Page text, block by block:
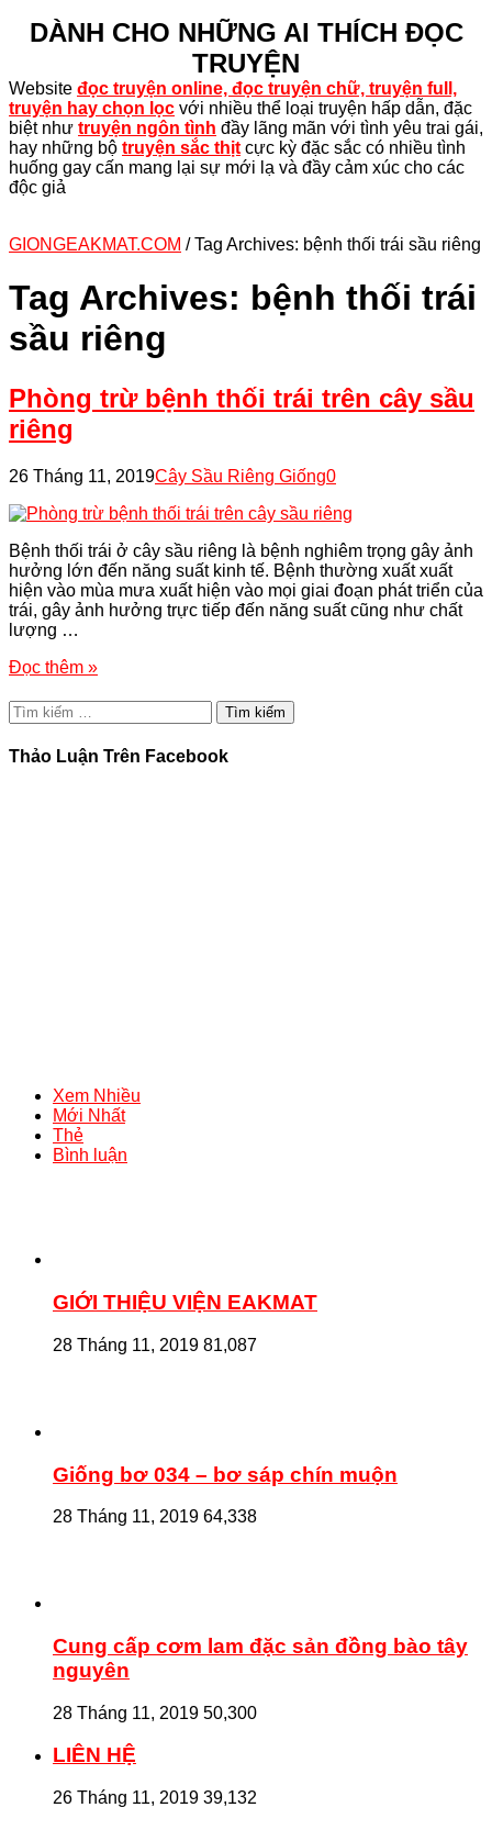
DÀNH CHO NHỮNG AI THÍCH ĐỌC
TRUYỆN
Website đọc truyện online, đọc truyện chữ, truyện full,
truyện hay chọn lọc với nhiều thể loại truyện hấp dẫn, đặc
biệt như truyện ngôn tình đầy lãng mãn với tình yêu trai gái,
hay những bộ truyện sắc thịt cực kỳ đặc sắc có nhiều tình
huống gay cấn mang lại sự mới lạ và đầy cảm xúc cho các
độc giả
GIONGEAKMAT.COM / Tag Archives: bệnh thối trái sầu riêng
Tag Archives: bệnh thối trái
sầu riêng
Phòng trừ bệnh thối trái trên cây sầu
riêng
26 Tháng 11, 2019Cây Sầu Riêng Giống0
Bệnh thối trái ở cây sầu riêng là bệnh nghiêm trọng gây ảnh
hưởng lớn đến năng suất kinh tế. Bệnh thường xuất xuất
hiện vào mùa mưa xuất hiện vào mọi giai đoạn phát triển của
trái, gây ảnh hưởng trực tiếp đến năng suất cũng như chất
lượng …
Đọc thêm »
Tìm
kiếm
cho:
Thảo Luận Trên Facebook
Xem Nhiều
Mới Nhất
Thẻ
Bình luận
GIỚI THIỆU VIỆN EAKMAT
28 Tháng 11, 2019 81,087
Giống bơ 034 – bơ sáp chín muộn
28 Tháng 11, 2019 64,338
Cung cấp cơm lam đặc sản đồng bào tây
nguyên
28 Tháng 11, 2019 50,300
LIÊN HỆ
26 Tháng 11, 2019 39,132